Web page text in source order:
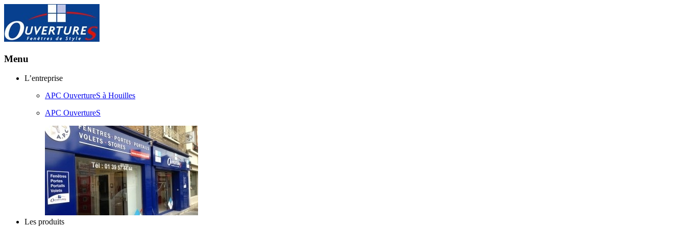
Menu
Aller
L’entreprise
APC OuvertureS à Houilles
APC OuvertureS
Les produits